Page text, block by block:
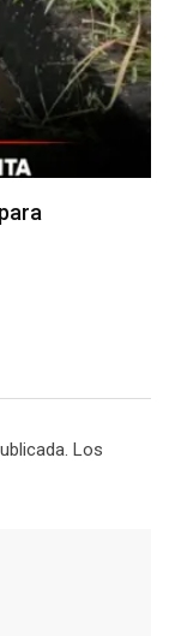
Los